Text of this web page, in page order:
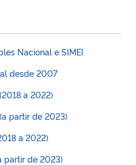
Nacional e SIMEI
desde 2007
a 2022)
partir de 2023)
a 2022)
partir de 2023)